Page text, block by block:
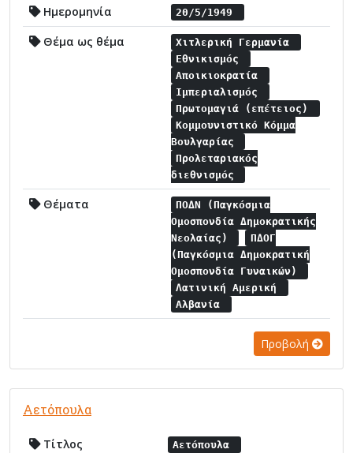
Ημερομηνία 20/5/1949
Θέμα ως θέμα
Χιτλερική Γερμανία
Εθνικισμός
Αποικιοκρατία
Ιμπεριαλισμός
Πρωτομαγιά (επέτειος)
Κομμουνιστικό Κόμμα
Βουλγαρίας
Προλεταριακός
διεθνισμός
Θέματα
ΠΟΔΝ (Παγκόσμια
Ομοσπονδία Δημοκρατικής
Νεολαίας)
ΠΔΟΓ
(Παγκόσμια Δημοκρατική
Ομοσπονδία Γυναικών)
Λατινική Αμερική
Αλβανία
Προβολή
Αετόπουλα
Τίτλος Αετόπουλα